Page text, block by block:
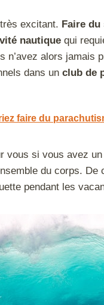
excitant. Faire
nautique qui
n’avez alors jamais
dans un club de
faire du
vous si vous avez
du corps.
pendant les